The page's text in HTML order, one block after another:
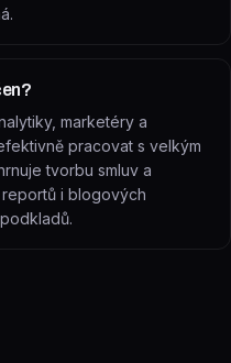
marketéry a
pracovat s velkým
tvorbu smluv a
i blogových